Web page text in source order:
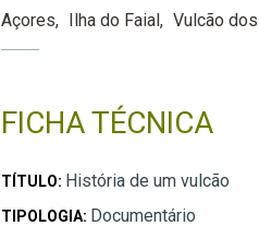
Açores Ilha do Faial Vulcão
FICHA TÉCNICA
TÍTULO: História de um vulcão
TIPOLOGIA: Documentário